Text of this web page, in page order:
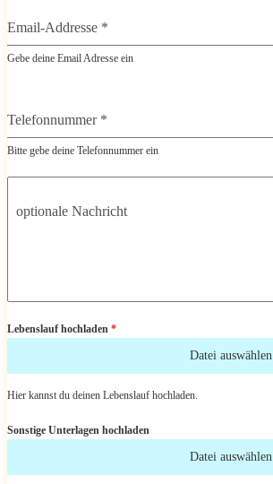
Email-Addresse *
Gebe deine Email Adresse ein
Telefonnummer *
Bitte gebe deine Telefonnummer ein
optionale Nachricht
Lebenslauf hochladen *
Datei auswählen
Hier kannst du deinen Lebenslauf hochladen.
Sonstige Unterlagen hochladen
Datei auswählen